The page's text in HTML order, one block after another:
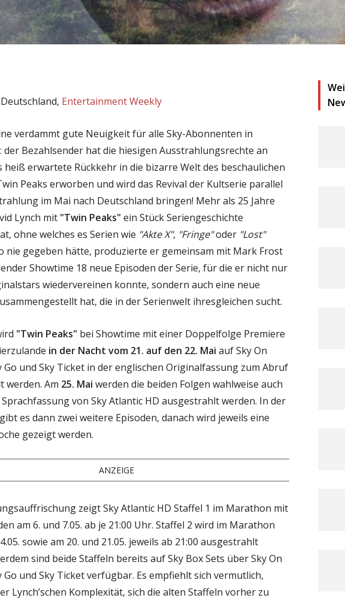
Entertainment Weekly
verdammt gute Neuigkeit für alle Sky-Abonnenten in
der Bezahlsender hat die hiesigen Ausstrahlungsrechte an
heiß erwartete Rückkehr in die bizarre Welt des beschaulichen
Peaks erworben und wird das Revival der Kultserie parallel
im Mai nach Deutschland bringen! Mehr als 25 Jahre
Lynch mit "Twin Peaks" ein Stück Seriengeschichte
ohne welches es Serien wie "Akte X", "Fringe"oder "Lost"
nie gegeben hätte, produzierte er gemeinsam mit Mark Frost
Showtime 18 neue Episoden der Serie, für die er nicht nur
wiedervereinen konnte, sondern auch eine neue
hat, die in der Serienwelt ihresgleichen sucht.
"Twin Peaks" bei Showtime mit einer Doppelfolge Premiere
in der Nacht vom 21. auf den 22. Mai auf Sky On
Go und Sky Ticket in der englischen Originalfassung zum Abruf
werden. Am 25. Mai werden die beiden Folgen wahlweise auch
von Sky Atlantic HD ausgestrahlt werden. In der
es dann zwei weitere Episoden, danach wird jeweils eine
gezeigt werden.
ANZEIGE
zeigt Sky Atlantic HD Staffel 1 im Marathon mit
am 6. und 7.05. ab je 21:00 Uhr. Staffel 2 wird im Marathon
sowie am 20. und 21.05. jeweils ab 21:00 ausgestrahlt
sind beide Staffeln bereits auf Sky Box Sets über Sky On
Go und Sky Ticket verfügbar. Es empfiehlt sich vermutlich,
Lynch’schen Komplexität, sich die alten Staffeln vorher zu